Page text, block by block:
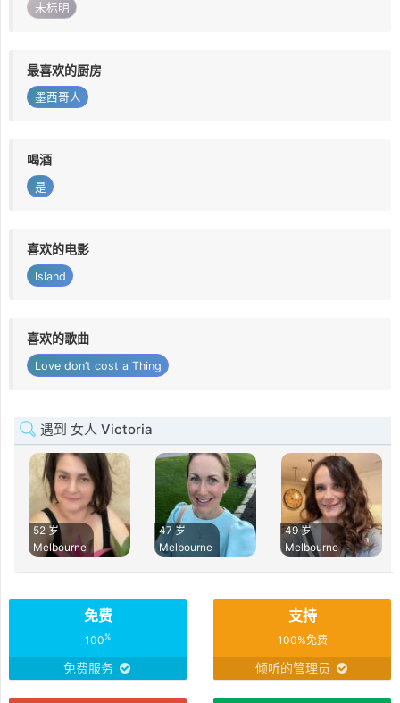
未标明
最喜欢的厨房
墨西哥人
喝酒
是
喜欢的电影
Island
喜欢的歌曲
Love don’t cost a Thing
遇到 女人 Victoria
52 岁
Melbourne
47 岁
Melbourne
49 岁
Melbourne
免费
100%
免费服务
支持
100%免费
倾听的管理员